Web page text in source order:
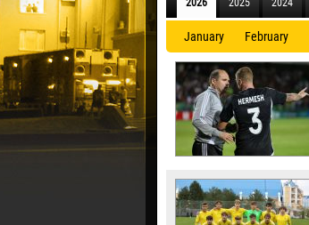
2026 2025 2024
January February